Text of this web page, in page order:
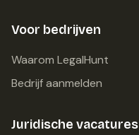
Voor bedrijven
Waarom LegalHunt
Bedrijf aanmelden
Juridische vacatures